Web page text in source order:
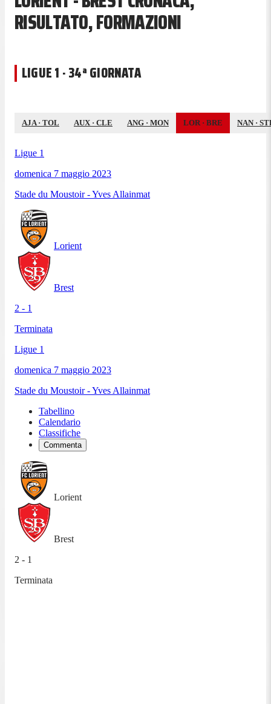
RISULTATO, FORMAZIONI
LIGUE 1 · 34ª GIORNATA
AJA· TOL AUX · CLE ANG · MON LOR· BRE NAN ·
Ligue 1
domenica 7 maggio 2023
Stade du Moustoir - Yves Allainmat
Lorient
Brest
2 - 1
Terminata
Ligue 1
domenica 7 maggio 2023
Stade du Moustoir - Yves Allainmat
Tabellino
Calendario
Classifiche
Commenta
Lorient
Brest
2 - 1
Terminata